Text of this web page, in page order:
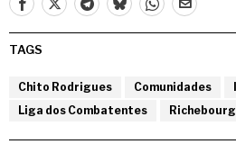
TAGS
Chito Rodrigues Comunidades
Liga dos Combatentes
Richebourg